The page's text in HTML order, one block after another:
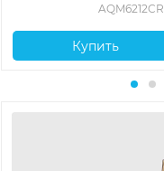
AQM6212CR
Купить